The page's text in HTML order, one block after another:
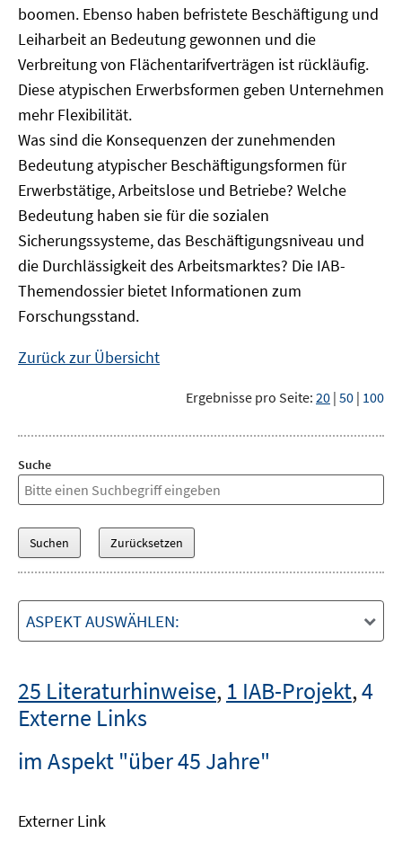
boomen. Ebenso haben befristete Beschäftigung und
Leiharbeit an Bedeutung gewonnen und die
Verbreitung von Flächentarifverträgen ist rückläufig.
Diese atypischen Erwerbsformen geben Unternehmen
mehr Flexibilität.
Was sind die Konsequenzen der zunehmenden
Bedeutung atypischer Beschäftigungsformen für
Erwerbstätige, Arbeitslose und Betriebe? Welche
Bedeutung haben sie für die sozialen
Sicherungssysteme, das Beschäftigungsniveau und
die Durchlässigkeit des Arbeitsmarktes? Die IAB-
Themendossier bietet Informationen zum
Forschungsstand.
Zurück zur Übersicht
Ergebnisse pro Seite: 20 | 50 | 100
Suche
ASPEKT AUSWÄHLEN:
25 Literaturhinweise, 1 IAB-Projekt,4
Externe Links
im Aspekt "über 45 Jahre"
Externer Link